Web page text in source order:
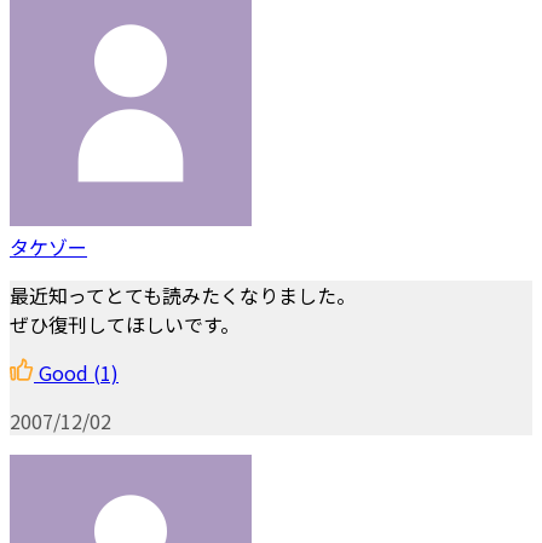
タケゾー
最近知ってとても読みたくなりました。
ぜひ復刊してほしいです。
Good (1)
2007/12/02